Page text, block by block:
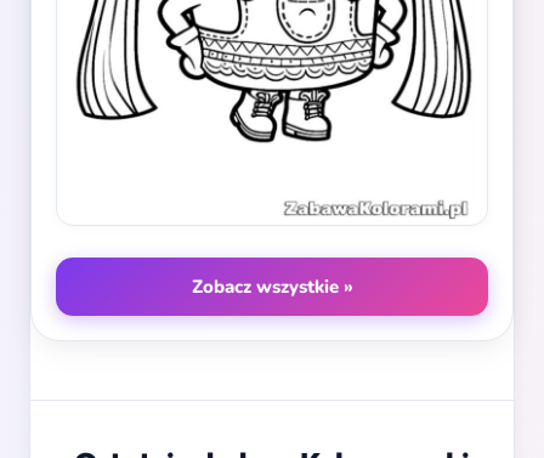
Zobacz wszystkie »